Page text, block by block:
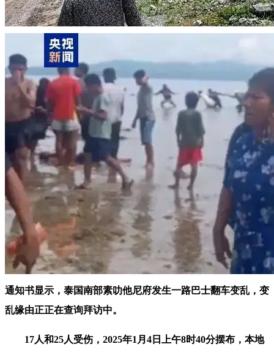
通知书显示，泰国南部素叻他尼府发生一路巴士翻车变乱，变
乱缘由正正在查询拜访中。
17人和25人受伤，2025年1月4日上午8时40分摆布，本地